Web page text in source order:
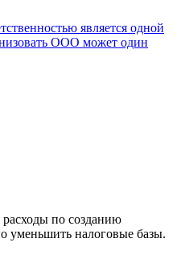
является одной
ООО может один
по созданию
уменьшить налоговые базы.